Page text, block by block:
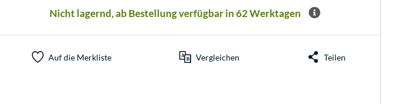
Nicht lagernd, ab Bestellung verfügbar in 62 Werktagen
Auf die Merkliste Vergleichen Teilen